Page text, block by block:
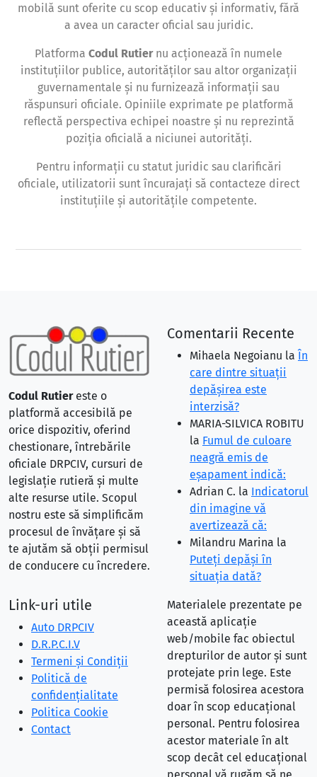
mobilă sunt oferite cu scop educativ și informativ, fără
a avea un caracter oficial sau juridic.
Platforma Codul Rutiernu acționează în numele
instituțiilor publice, autorităților sau altor organizații
guvernamentale și nu furnizează informații sau
răspunsuri oficiale. Opiniile exprimate pe platformă
reflectă perspectiva echipei noastre și nu reprezintă
poziția oficială a niciunei autorități.
Pentru informații cu statut juridic sau clarificări
oficiale, utilizatorii sunt încurajați să contacteze direct
instituțiile și autoritățile competente.
Codul Rutiereste o
platformă accesibilă pe
orice dispozitiv, oferind
chestionare, întrebările
oficiale DRPCIV, cursuri de
legislație rutieră și multe
alte resurse utile. Scopul
nostru este să simplificăm
procesul de învățare și să
te ajutăm să obții permisul
de conducere cu încredere.
Comentarii Recente
Mihaela Negoianu la În
care dintre situaţii
depăşirea este
interzisă?
MARIA-SILVICA ROBITU
la Fumul de culoare
neagră emis de
eşapament indică:
Adrian C. la Indicatorul
din imagine vă
avertizează că:
Milandru Marina la
Puteţi depăşi în
situaţia dată?
Link-uri utile
Auto DRPCIV
D.R.P.C.I.V
Termeni și Condiții
Politică de
confidențialitate
Politica Cookie
Contact
Materialele prezentate pe
această aplicație
web/mobile fac obiectul
drepturilor de autor și sunt
protejate prin lege. Este
permisă folosirea acestora
doar în scop educațional
personal. Pentru folosirea
acestor materiale în alt
scop decât cel educațional